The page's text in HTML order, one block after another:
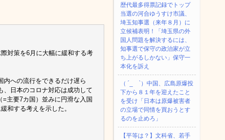
対策を6月に大幅に緩和する考
内への流行をできるだけ遅ら
、日本のコロナ対応は成功して
主要7カ国）並みに円滑な入国
和する考えを示した。
歴代最多得票記録でトップ
当選の河合ゆうすけ市議、
埼玉知事選（来年８月）に
立候補表明！「埼玉県の外
国人問題を解決するには、
知事選で保守の政治家が立
ち上がるしかない」保守一
本化を訴え
（ ´_ゝ`）中国、広島原爆投
下から８１年を迎えたこと
を受け「日本は原爆被害者
の立場で同情を買おうとす
るのを止めろ」
【平等は？】文科省、若手